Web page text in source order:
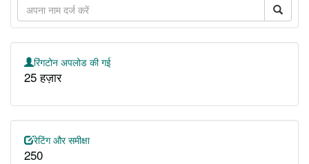
रिंगटोन अपलोड की गई
25 हज़ार
रेटिंग और समीक्षा
250